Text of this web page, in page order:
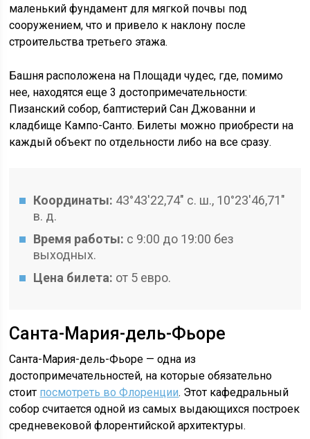
маленький фундамент для мягкой почвы под
сооружением, что и привело к наклону после
строительства третьего этажа.
Башня расположена на Площади чудес, где, помимо
нее, находятся еще 3 достопримечательности:
Пизанский собор, баптистерий Сан Джованни и
кладбище Кампо-Санто. Билеты можно приобрести на
каждый объект по отдельности либо на все сразу.
Координаты: 43°43′22,74″ с. ш., 10°23′46,71″
в. д.
Время работы: с 9:00 до 19:00 без
выходных.
Цена билета: от 5 евро.
Санта-Мария-дель-Фьоре
Санта-Мария-дель-Фьоре — одна из
достопримечательностей, на которые обязательно
стоит посмотреть во Флоренции. Этот кафедральный
собор считается одной из самых выдающихся построек
средневековой флорентийской архитектуры.